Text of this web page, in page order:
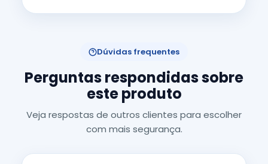
Dúvidas frequentes
Perguntas respondidas sobre
este produto
Veja respostas de outros clientes para escolher
com mais segurança.